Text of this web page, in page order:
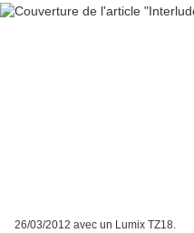
26/03/2012 avec un Lumix TZ18.